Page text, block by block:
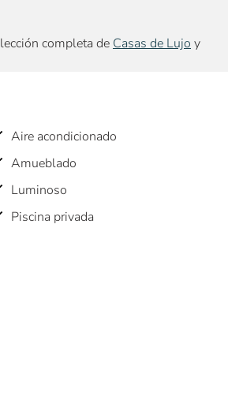
completa de Casas de Lujo y
Aire acondicionado
Amueblado
Luminoso
Piscina privada